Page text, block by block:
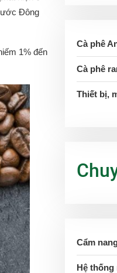
Đông
1% đến
Cà phê
Cà phê
Thiết bị,
Cẩm
Hệ